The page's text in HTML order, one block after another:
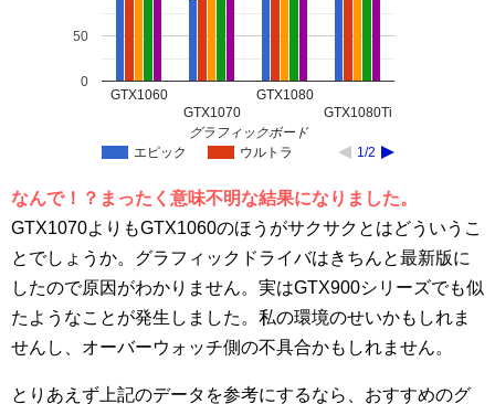
エピック ウルトラ 1/2
GTX1060
GTX1070
GTX1080
GTX1080Ti
0
50
グラフィックボード
なんで！？まったく意味不明な結果になりました。
GTX1070よりもGTX1060のほうがサクサクとはどういうこ
とでしょうか。グラフィックドライバはきちんと最新版に
したので原因がわかりません。実はGTX900シリーズでも似
たようなことが発生しました。私の環境のせいかもしれま
せんし、オーバーウォッチ側の不具合かもしれません。
とりあえず上記のデータを参考にするなら、おすすめのグ